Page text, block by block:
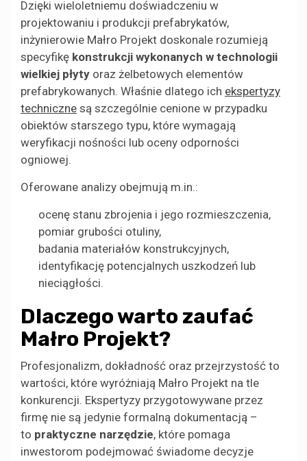
Dzięki wieloletniemu doświadczeniu w
projektowaniu i produkcji prefabrykatów,
inżynierowie Małro Projekt doskonale rozumieją
specyfikę konstrukcji wykonanych w technologii
wielkiej płyty oraz żelbetowych elementów
prefabrykowanych. Właśnie dlatego ich ekspertyzy
techniczne są szczególnie cenione w przypadku
obiektów starszego typu, które wymagają
weryfikacji nośności lub oceny odporności
ogniowej.
Oferowane analizy obejmują m.in.:
ocenę stanu zbrojenia i jego rozmieszczenia,
pomiar grubości otuliny,
badania materiałów konstrukcyjnych,
identyfikację potencjalnych uszkodzeń lub
nieciągłości.
Dlaczego warto zaufać
Małro Projekt?
Profesjonalizm, dokładność oraz przejrzystość to
wartości, które wyróżniają Małro Projekt na tle
konkurencji. Ekspertyzy przygotowywane przez
firmę nie są jedynie formalną dokumentacją –
to praktyczne narzędzie, które pomaga
inwestorom podejmować świadome decyzje